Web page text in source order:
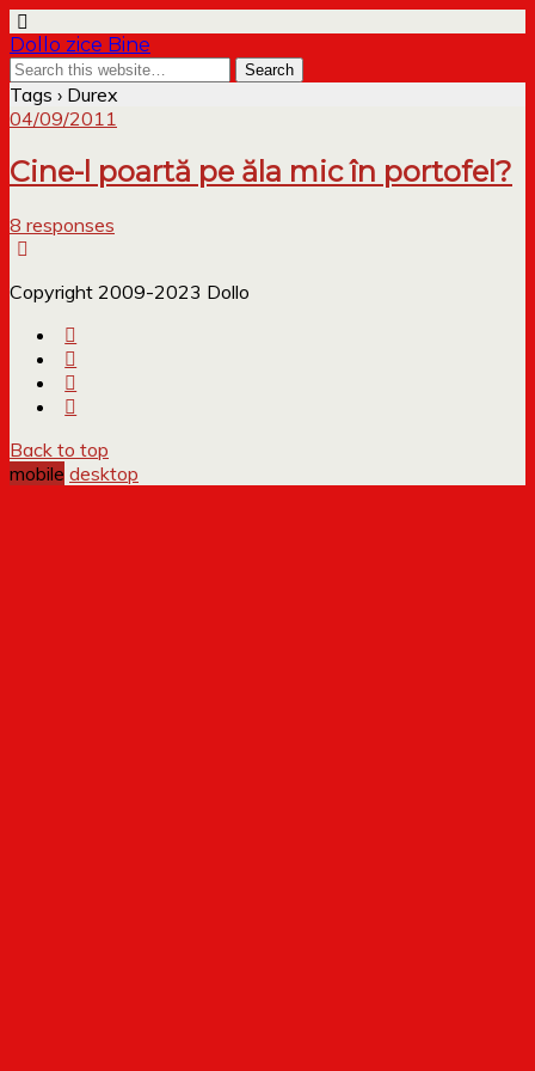
Dollo zice Bine
Tags › Durex
04/09/2011
Cine-l poartă pe ăla mic în portofel?
8 responses
Copyright 2009-2023 Dollo
Back to top
mobile desktop